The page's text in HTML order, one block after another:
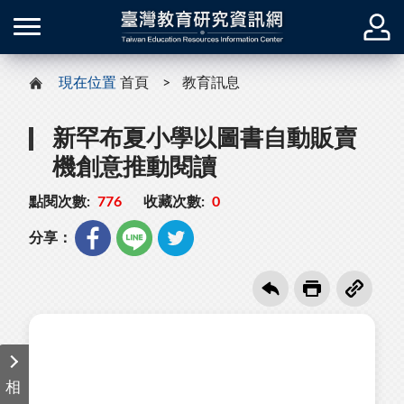
現在位置 首頁 教育訊息
新罕布夏小學以圖書自動販賣
機創意推動閱讀
點閱次數: 776 收藏次數: 0
分享：
相